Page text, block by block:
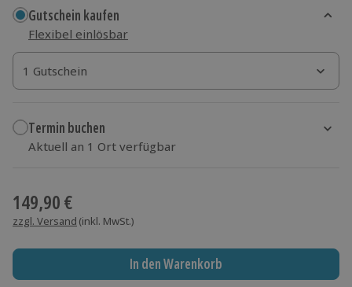
Gutschein kaufen
Flexibel einlösbar
1 Gutschein
1 Gutschein
1 Gutschein
Termin buchen
Aktuell an 1 Ort verfügbar
149,90 €
zzgl. Versand (inkl. MwSt.)
In den Warenkorb